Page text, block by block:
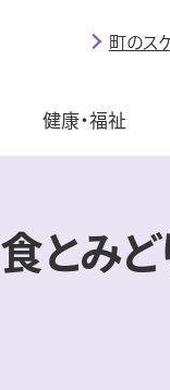
健康・福祉
町のス
食とみ